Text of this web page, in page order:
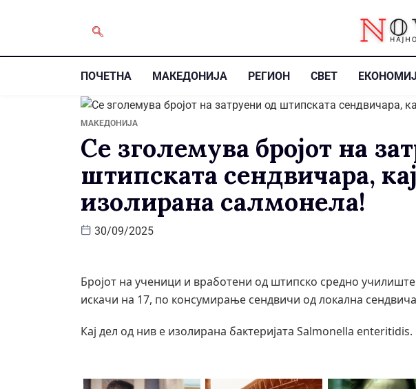
ПОЧЕТНА МАКЕДОНИЈА РЕГИОН СВЕТ
МАКЕДОНИЈА
Се зголемува бројот на
штипската сендвичара,
изолирана салмонела!
30/09/2025
Бројот на ученици и вработени од штипско средно
искачи на 17, по консумирање сендвичи од локална
Кај дел од нив е изолирана бактеријата Salmonella enteritidis.